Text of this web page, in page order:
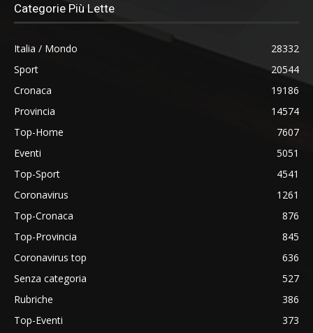
Categorie Più Lette
Italia / Mondo
28332
Sport
20544
Cronaca
19186
Provincia
14574
Top-Home
7607
Eventi
5051
Top-Sport
4541
Coronavirus
1261
Top-Cronaca
876
Top-Provincia
845
Coronavirus top
636
Senza categoria
527
Rubriche
386
Top-Eventi
373